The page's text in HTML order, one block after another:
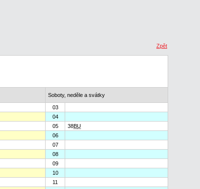
Zpět
Soboty, neděle a svátky
03
04
05 38BU
06
07
08
09
10
11